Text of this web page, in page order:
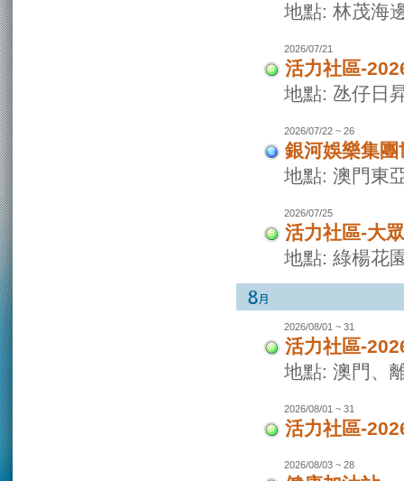
地點: 林茂海
2026/07/21
活力社區-
地點: 氹仔日
2026/07/22 ~ 26
銀河娛樂集
地點: 澳門東
2026/07/25
活力社區-大
地點: 綠楊花
2026/08/01 ~ 31
活力社區-
地點: 澳門、
2026/08/01 ~ 31
活力社區-
2026/08/03 ~ 28